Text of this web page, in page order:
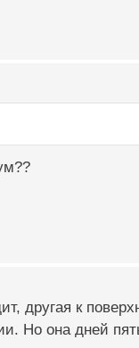
другая к
Но она дней